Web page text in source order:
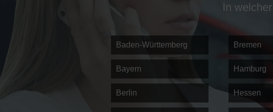
In
Baden-Württemberg
Bayern
Berlin
Bremen
Hamburg
Hessen